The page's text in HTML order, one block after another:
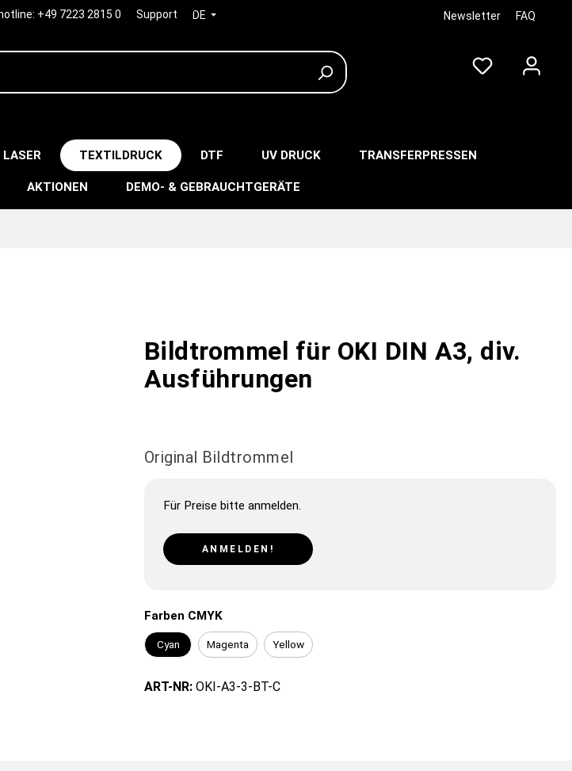
+49 7223 2815 0 Support DE Newsletter FAQ
LASER TEXTILDRUCK DTF UV DRUCK TRANSFERPRESSEN
AKTIONEN DEMO- & GEBRAUCHTGERÄTE
Bildtrommel für OKI DIN A3, div.
Ausführungen
Original Bildtrommel
Für Preise bitte anmelden.
ANMELDEN!
Farben CMYK
Cyan Magenta Yellow
ART-NR: OKI-A3-3-BT-C